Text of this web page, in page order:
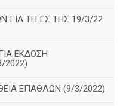
ΓΙΑ ΤΗ ΓΣ ΤΗΣ 19/3/22
ΕΚΔΟΣΗ
2022)
ΕΠΑΘΛΩΝ (9/3/2022)